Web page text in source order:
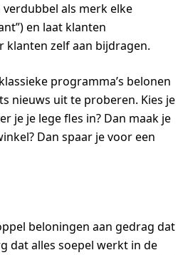
als merk elke
en laat klanten
klanten zelf aan bijdragen.
programma’s belonen
nieuws uit te proberen. Kies je
je je lege fles in? Dan maak je
Dan spaar je voor een
beloningen aan gedrag dat
dat alles soepel werkt in de